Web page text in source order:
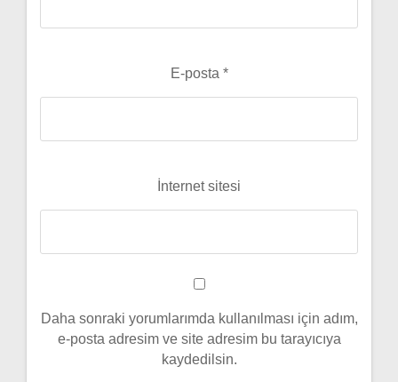
E-posta *
İnternet sitesi
Daha sonraki yorumlarımda kullanılması için adım,
e-posta adresim ve site adresim bu tarayıcıya
kaydedilsin.